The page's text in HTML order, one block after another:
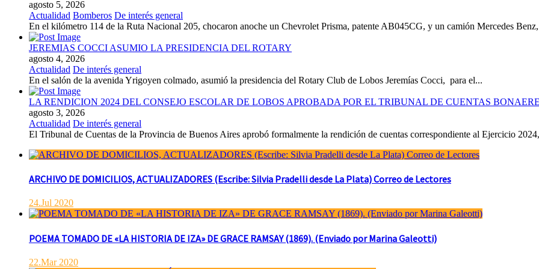
agosto 5, 2026
Actualidad Bomberos De interés general
En el kilómetro 114 de la Ruta Nacional 205, chocaron anoche un Chevrolet Prisma, patente AB045CG, y un camión Mercedes
JEREMIAS COCCI ASUMIO LA PRESIDENCIA DEL ROTARY
agosto 4, 2026
Actualidad De interés general
En el salón de la avenida Yrigoyen colmado, asumió la presidencia del Rotary Club de Lobos Jeremías Cocci, para el...
LA RENDICION 2024 DEL CONSEJO ESCOLAR DE LOBOS APROBADA POR EL TRIBUNAL DE CUENTAS
agosto 3, 2026
Actualidad De interés general
El Tribunal de Cuentas de la Provincia de Buenos Aires aprobó formalmente la rendición de cuentas correspondiente al Ejercicio
ARCHIVO DE DOMICILIOS, ACTUALIZADORES (Escribe: Silvia Pradelli desde La Plata) Correo de Lectores
24.Jul 2020
POEMA TOMADO DE «LA HISTORIA DE IZA» DE GRACE RAMSAY (1869). (Enviado por Marina Galeotti)
22.Mar 2020